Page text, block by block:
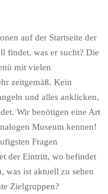
auf der Startseite der
findet, was er sucht? Die
mit vielen
zeitgemäß. Kein
und alles anklicken,
Wir benötigen eine Art
Museum kennen!
Fragen
der Eintritt, wo befindet
was ist aktuell zu sehen
Zielgruppen?